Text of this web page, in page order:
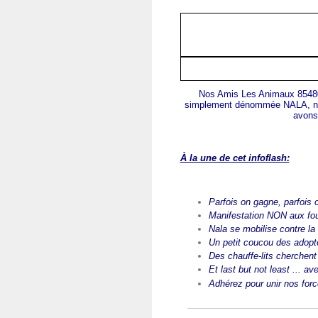
Nos Amis Les Animaux
simplement dénommée NALA,
À la une de cet infoflash:
Parfois on gagne, parfois
Manifestation NON aux
Nala se mobilise contre la
Un petit coucou des
Des chauffe-lits
Et last but not least ... a
Adhérez pour unir nos